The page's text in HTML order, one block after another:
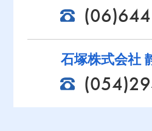
石塚株式会社